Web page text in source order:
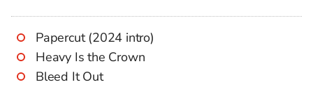
Papercut (2024 intro)
Heavy Is the Crown
Bleed It Out